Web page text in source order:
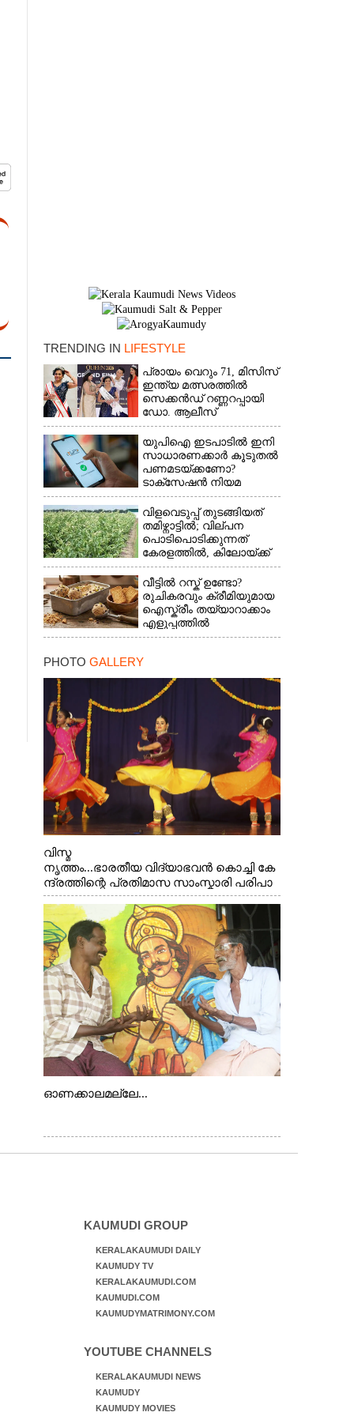
TRENDING IN LIFESTYLE
പ്രായം വെറും 71, മിസിസ്
ഇന്ത്യ മത്സരത്തിൽ
സെക്കൻഡ് റണ്ണറപ്പായി
ഡോ. ആലീസ്
യുപിഐ ഇടപാടിൽ ഇനി
സാധാരണക്കാർ കൂടുതൽ
പണമടയ്‌ക്കണോ?​
ടാക്‌സേഷൻ നിയമ
ഭേദഗതി വ്യക്തമാക്കി
കേന്ദ്രം
വിളവെടുപ്പ് തുടങ്ങിയത്
തമിഴ്നാട്ടിൽ; വില്പന
പൊടിപൊടിക്കുന്നത്
കേരളത്തിൽ, കിലോയ്ക്ക്
വില 80 രൂപ മുതൽ
വീട്ടിൽ റസ്ക് ഉണ്ടോ?
രുചികരവും ക്രീമിയുമായ
ഐസ്ക്രീം തയ്യാറാക്കാം
എളുപ്പത്തിൽ
PHOTO GALLERY
വിസ്മ
നൃത്തം...ഭാരതീയ വിദ്യാഭവൻ കൊച്ചി കേ
ന്ദ്രത്തിന്റെ പ്രതിമാസ സാംസ്കാരി പരിപാ
ടിയുടെ ഭാഗമായി ടി.ഡി റോഡിലെ
ഭാരതീയ വിദ്യാഭവൻ സർദാർ പട്ടേൽ
സഭാഗൃഹത്തിൽ
പ്രശസ്ത കഥക് നർത്തകി എം.
അക്ഷത അവതരിപ്പിച്ച ലയ നമൻ കഥകിൽ
നിന്ന്
ഓണക്കാലമല്ലേ...
KAUMUDI GROUP
KERALAKAUMUDI DAILY
KAUMUDY TV
KERALAKAUMUDI.COM
KAUMUDI.COM
KAUMUDYMATRIMONY.COM
YOUTUBE CHANNELS
KERALAKAUMUDI NEWS
KAUMUDY
KAUMUDY MOVIES